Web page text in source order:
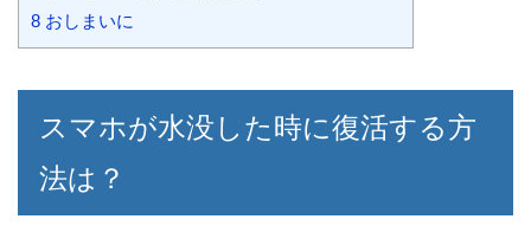
8 おしまいに
スマホが水没した時に復活する方
法は？